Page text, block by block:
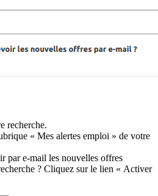
recherche.
« Mes alertes emploi » de votre
par e-mail les nouvelles offres
? Cliquez sur le lien « Activer